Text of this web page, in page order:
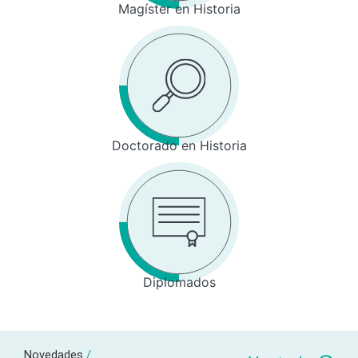
Magíster en Historia
Doctorado en Historia
Diplomados
Novedades /